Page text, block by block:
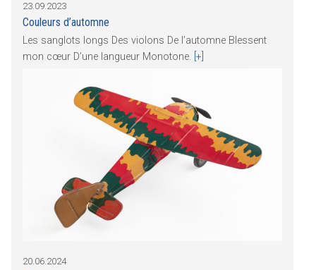
23.09.2023
Couleurs d’automne
Les sanglots longs Des violons De l’automne Blessent
mon cœur D’une langueur Monotone. [+]
20.06.2024